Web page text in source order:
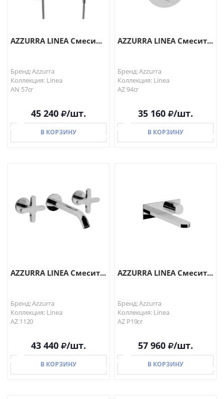
AZZURRA LINEA Смеси...
Бренд: Azzurra
Коллекция: Linea
AN 57cr
45 240 /шт.
В КОРЗИНУ
AZZURRA LINEA Смесит...
Бренд: Azzurra
Коллекция: Linea
AZ 94cr
35 160 /шт.
В КОРЗИНУ
AZZURRA LINEA Смесит...
Бренд: Azzurra
Коллекция: Linea
AZ 1120
43 440 /шт.
В КОРЗИНУ
AZZURRA LINEA Смесит...
Бренд: Azzurra
Коллекция: Linea
AZ P19cr
57 960 /шт.
В КОРЗИНУ